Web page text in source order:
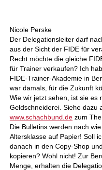
Nicole Perske
Der Delegationsleiter darf
aus der Sicht der FIDE für
Recht möchte die gleiche
für Trainer verkaufen? Ich
FIDE-Trainer-Akademie in
war damals, für die Zukunft
Wie wir jetzt sehen, ist sie es
Geldschneiderei. Siehe dazu
www.schachbund.de zum
Die Bulletins werden nach
Altersklasse auf Papier! Soll
danach in den Copy-Shop
kopieren? Wohl nicht! Zur
Menge, erhalten die